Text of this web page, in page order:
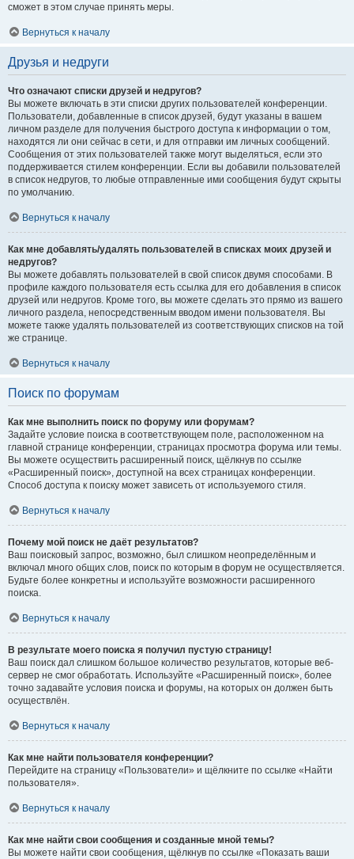
сможет в этом случае принять меры.
Вернуться к началу
Друзья и недруги
Что означают списки друзей и недругов?
Вы можете включать в эти списки других пользователей конференции.
Пользователи, добавленные в список друзей, будут указаны в вашем
личном разделе для получения быстрого доступа к информации о том,
находятся ли они сейчас в сети, и для отправки им личных сообщений.
Сообщения от этих пользователей также могут выделяться, если это
поддерживается стилем конференции. Если вы добавили пользователей
в список недругов, то любые отправленные ими сообщения будут скрыты
по умолчанию.
Вернуться к началу
Как мне добавлять/удалять пользователей в списках моих друзей и
недругов?
Вы можете добавлять пользователей в свой список двумя способами. В
профиле каждого пользователя есть ссылка для его добавления в список
друзей или недругов. Кроме того, вы можете сделать это прямо из вашего
личного раздела, непосредственным вводом имени пользователя. Вы
можете также удалять пользователей из соответствующих списков на той
же странице.
Вернуться к началу
Поиск по форумам
Как мне выполнить поиск по форуму или форумам?
Задайте условие поиска в соответствующем поле, расположенном на
главной странице конференции, страницах просмотра форума или темы.
Вы можете осуществить расширенный поиск, щёлкнув по ссылке
«Расширенный поиск», доступной на всех страницах конференции.
Способ доступа к поиску может зависеть от используемого стиля.
Вернуться к началу
Почему мой поиск не даёт результатов?
Ваш поисковый запрос, возможно, был слишком неопределённым и
включал много общих слов, поиск по которым в форум не осуществляется.
Будьте более конкретны и используйте возможности расширенного
поиска.
Вернуться к началу
В результате моего поиска я получил пустую страницу!
Ваш поиск дал слишком большое количество результатов, которые веб-
сервер не смог обработать. Используйте «Расширенный поиск», более
точно задавайте условия поиска и форумы, на которых он должен быть
осуществлён.
Вернуться к началу
Как мне найти пользователя конференции?
Перейдите на страницу «Пользователи» и щёлкните по ссылке «Найти
пользователя».
Вернуться к началу
Как мне найти свои сообщения и созданные мной темы?
Вы можете найти свои сообщения, щёлкнув по ссылке «Показать ваши